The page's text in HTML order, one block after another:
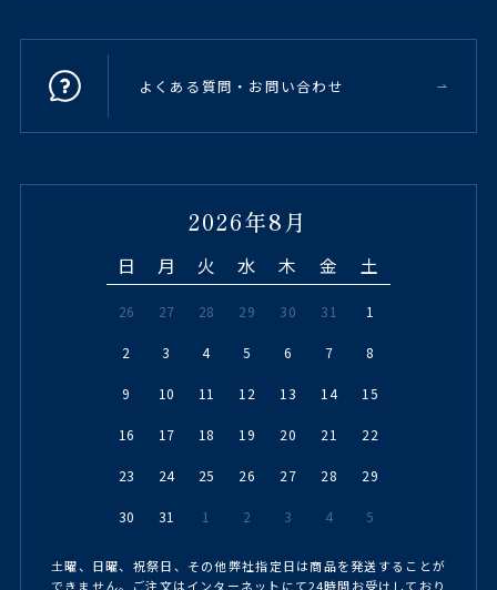
よくある質問・お問い合わせ
2026年8月
日 月 火 水 木 金 土
26 27 28 29 30 31 1
2 3 4 5 6 7 8
9 10 11 12 13 14 15
16 17 18 19 20 21 22
23 24 25 26 27 28 29
30 31 1 2 3 4 5
土曜、日曜、祝祭日、その他弊社指定日は商品を発送することが
できません。ご注文はインターネットにて24時間お受けしており